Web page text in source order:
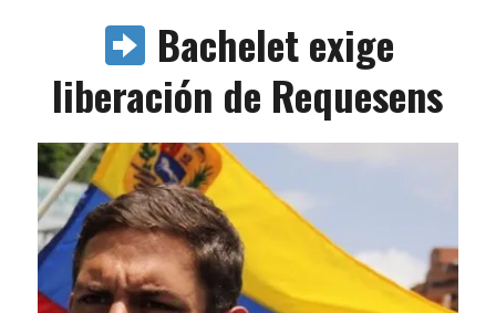
Bachelet exige
liberación de Requesens